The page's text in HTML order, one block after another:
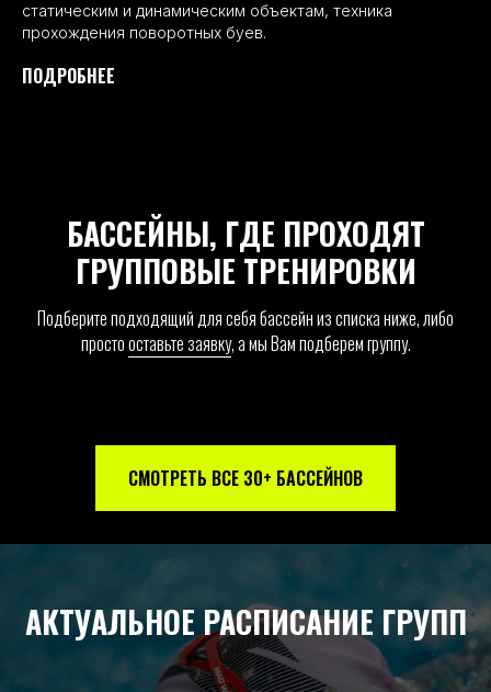
статическим и динамическим объектам, техника
прохождения поворотных буев.
ПОДРОБНЕЕ
БАССЕЙНЫ, ГДЕ ПРОХОДЯТ
ГРУППОВЫЕ ТРЕНИРОВКИ
Подберите подходящий для себя бассейн из списка ниже, либо
простооставьте заявку, а мы Вам подберем группу.
СМОТРЕТЬ ВСЕ 30+ БАССЕЙНОВ
АКТУАЛЬНОЕ РАСПИСАНИЕ ГРУПП